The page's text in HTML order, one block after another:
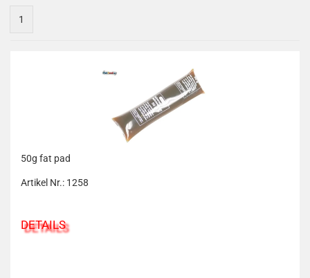
1
50g fat pad
Artikel Nr.: 1258
DETAILS